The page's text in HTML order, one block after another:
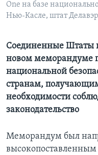
One на базе
Нью-Касле, штат
Соединенные Штаты
новом меморандуме
национальной
странам,
необходимости
законодательство
Меморандум был